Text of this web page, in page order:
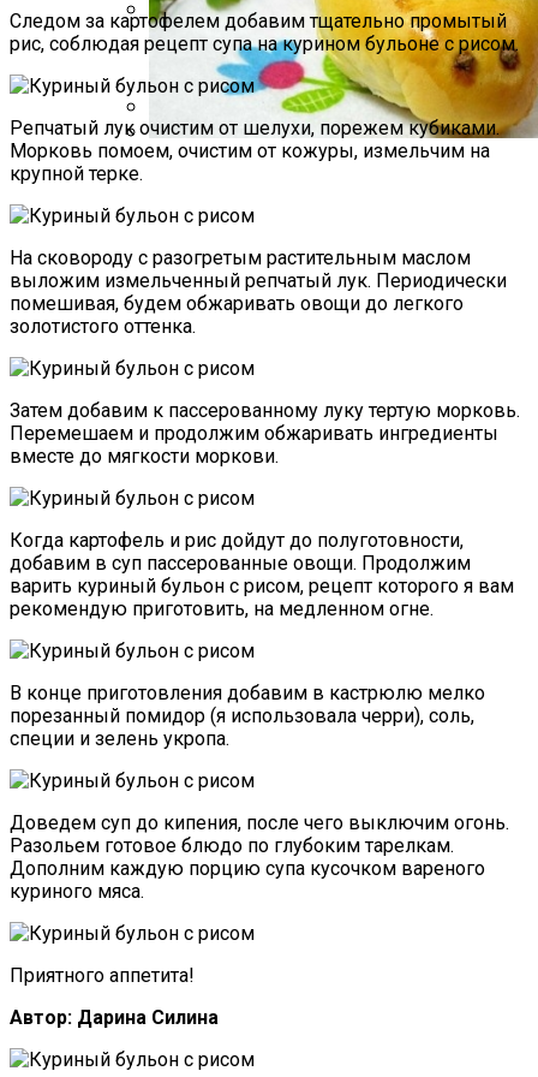
Какие Растения Сажать Для Удачи,
Любви И Богатства
Аппаратная Домашняя Косметология С
Следом за картофелем добавим тщательно промытый
рис, соблюдая рецепт супа на курином бульоне с рисом.
Репчатый лук очистим от шелухи, порежем кубиками.
Морковь помоем, очистим от кожуры, измельчим на
крупной терке.
На сковороду с разогретым растительным маслом
выложим измельченный репчатый лук. Периодически
помешивая, будем обжаривать овощи до легкого
золотистого оттенка.
Затем добавим к пассерованному луку тертую морковь.
Перемешаем и продолжим обжаривать ингредиенты
вместе до мягкости моркови.
Когда картофель и рис дойдут до полуготовности,
добавим в суп пассерованные овощи. Продолжим
варить куриный бульон с рисом, рецепт которого я вам
рекомендую приготовить, на медленном огне.
В конце приготовления добавим в кастрюлю мелко
порезанный помидор (я использовала черри), соль,
специи и зелень укропа.
Доведем суп до кипения, после чего выключим огонь.
Разольем готовое блюдо по глубоким тарелкам.
Дополним каждую порцию супа кусочком вареного
куриного мяса.
Приятного аппетита!
Автор: Дарина Силина